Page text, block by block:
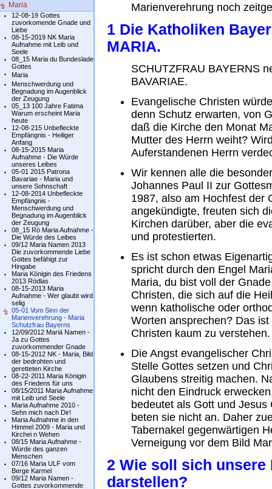
Maria
12-08-19 Gottes
zuvorkomende Gnade und
Liebe
08-15-2019 NK Maria
Aufnahme mit Leib und
Seele
08_15 Maria du Bundeslade
Gottes
Maria
Menschwerdung und
Begnadung im Augenblick
der Zeugung
05_13 100 Jahre Fatima
Warum erscheint Maria
heute
12-08-215 Unbefleckte
Empfängnis - Heiliger
Anfang
08-15-2015 Maria
Aufnahme - Die Würde
unseres Leibes
05-01 2015 Patrona
Bavariae - Maria und
unsere Sohnschaft
12-08-2014 Unbefleckte
Empfängnis -
Menschwerdung und
Begnadung im Augenblick
der Zeugung
08_15 Rö Maria Aufnahme -
Die Würde des Leibes
09/12 Maria Namen 2013
Die zuvorkommende Liebe
Gottes befähigt zur
Hingabe
Maria Königin des Friedens
2013 Rödlas
08-15-2013 Maria
Aufnahme - Wer glaubt wird
selig
05-01 Vom Sinn der
Marienverehrung - Maria
Schutzfrau Bayerns
12/09/2012 Mariä Namen -
Ja zu Gottes
zuvorkommender Gnade
08-15-2012 NK - Maria, Bild
der bedrohten und
geretteten Kirche
08-22-2011 Maria Königin
des Friedens für uns
08/15/2011 Maria Aufnahme
mit Leib und Seele
Maria Aufnahme 2010 -
Sehn mich nach Dir!
Maria Aufnahme in den
Himmel 2009 - Maria und
Kirchei n Wehen
08/15 Maria Aufnahme -
Würde des ganzen
Menschen
07/16 Maria ULF vom
Berge Karmel
09/12 Maria Namen -
Gottes zuvorkommende
Marienverehrung noch
1 Die Katholiken
MARIA.
SCHUTZFRAU BAYERNS
BAVARIAE.
Evangelische Christen
denn Schutz erwarten, von
daß die Kirche den Monat
Mutter des Herrn weiht?
Auferstandenen Herrn
Wir kennen alle die
Johannes Paul II zur
1987, also am Hochfest der
angekündigte, freuten sich
Kirchen darüber, aber die
und protestierten.
Es ist schon etwas
spricht durch den Engel
Maria, du bist voll der
Christen, die sich auf die
wenn katholische oder
Worten ansprechen? Das
Christen kaum zu verstehen.
Die Angst evangelischer
Stelle Gottes setzen und
Glaubens streitig machen.
nicht den Eindruck
bedeutet als Gott und
beten sie nicht an. Daher
Tabernakel gegenwärtigen
Verneigung vor dem Bild
2 Wie soll sich unsere
darstellen?